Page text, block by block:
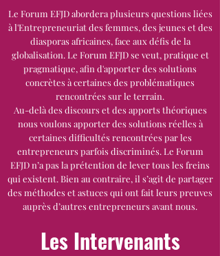
Le Forum EFJD abordera plusieurs questions liées
à l'Entrepreneuriat des femmes, des jeunes et des
diasporas africaines, face aux défis de la
globalisation. Le Forum EFJD se veut, pratique et
pragmatique, afin d'apporter des solutions
concrètes à certaines des problématiques
rencontrées sur le terrain.
Au-delà des discours et des apports théoriques
nous voulons apporter des solutions réelles à
certaines difficultés rencontrées par les
entrepreneurs parfois discriminés. Le Forum
EFJD n’a pas la prétention de lever tous les freins
qui existent. Bien au contraire, il s’agit de partager
des méthodes et astuces qui ont fait leurs preuves
auprès d’autres entrepreneurs avant nous.
Les Intervenants